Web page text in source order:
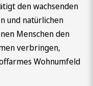
den wachsenden
und natürlichen
Menschen den
verbringen,
Wohnumfeld